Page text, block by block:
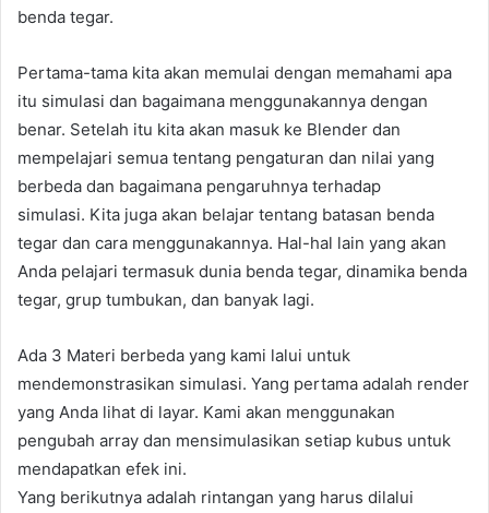
benda tegar.
Pertama-tama kita akan memulai dengan memahami apa
itu simulasi dan bagaimana menggunakannya dengan
benar. Setelah itu kita akan masuk ke Blender dan
mempelajari semua tentang pengaturan dan nilai yang
berbeda dan bagaimana pengaruhnya terhadap
simulasi. Kita juga akan belajar tentang batasan benda
tegar dan cara menggunakannya. Hal-hal lain yang akan
Anda pelajari termasuk dunia benda tegar, dinamika benda
tegar, grup tumbukan, dan banyak lagi.
Ada 3 Materi berbeda yang kami lalui untuk
mendemonstrasikan simulasi. Yang pertama adalah render
yang Anda lihat di layar. Kami akan menggunakan
pengubah array dan mensimulasikan setiap kubus untuk
mendapatkan efek ini.
Yang berikutnya adalah rintangan yang harus dilalui